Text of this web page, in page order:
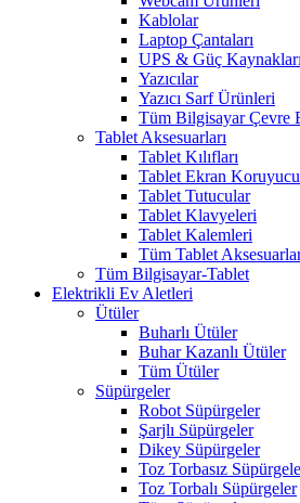
Kablolar
Laptop Çantaları
UPS & Güç Kaynakları
Yazıcılar
Yazıcı Sarf Ürünleri
Tüm Bilgisayar Çevre
Tablet Aksesuarları
Tablet Kılıfları
Tablet Ekran
Tablet Tutucular
Tablet Klavyeleri
Tablet Kalemleri
Tüm Tablet
Tüm Bilgisayar-Tablet
Elektrikli Ev Aletleri
Ütüler
Buharlı Ütüler
Buhar Kazanlı Ütüler
Tüm Ütüler
Süpürgeler
Robot Süpürgeler
Şarjlı Süpürgeler
Dikey Süpürgeler
Toz Torbasız
Toz Torbalı Süpürgeler